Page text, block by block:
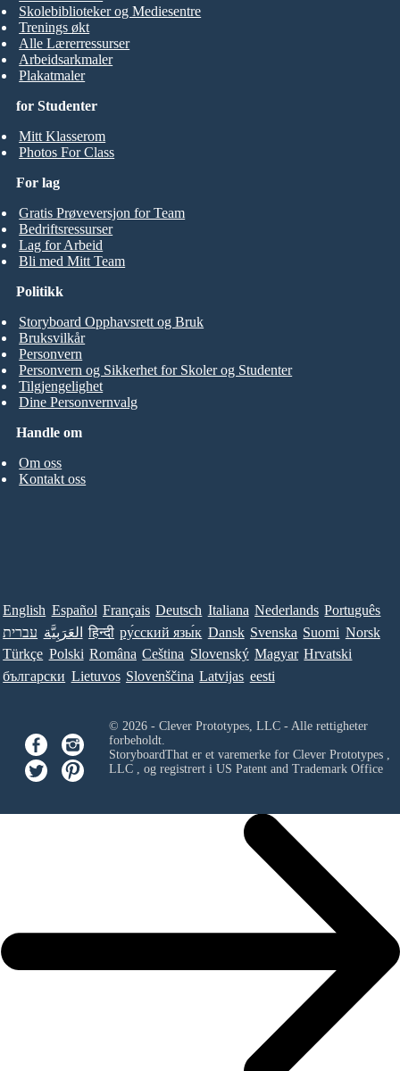
for Studenter
Mitt Klasserom
Photos For Class
Skolebiblioteker og Mediesentre
Trenings økt
Alle Lærerressurser
Arbeidsarkmaler
Plakatmaler
For lag
Gratis Prøveversjon for Team
Bedriftsressurser
Lag for Arbeid
Bli med Mitt Team
Handle om
Om oss
Kontakt oss
Politikk
Storyboard Opphavsrett og Bruk
Bruksvilkår
Personvern
Personvern og Sikkerhet for Skoler og Studenter
Tilgjengelighet
Dine Personvernvalg
English Español Français Deutsch Italiana Nederlands Português
עברית العَرَبِيَّة हिन्दी ру́сский язы́к Dansk Svenska Suomi Norsk
Türkçe Polski Româna Ceština Slovenský Magyar Hrvatski
български Lietuvos Slovenščina Latvijas eesti
© 2026 - Clever Prototypes, LLC - Alle rettigheter
forbeholdt.
StoryboardThat er et varemerke for Clever Prototypes ,
LLC, og registrert i US Patent and Trademark Office